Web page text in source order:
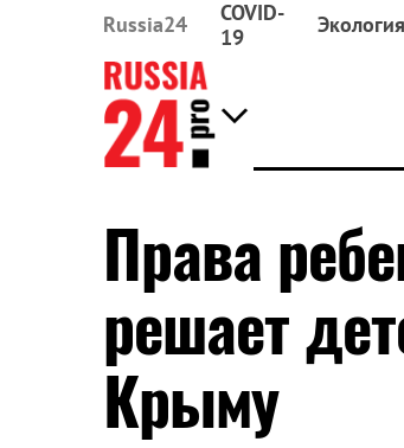
Russia24
COVID-
19
Экология
Права
решает
Крыму